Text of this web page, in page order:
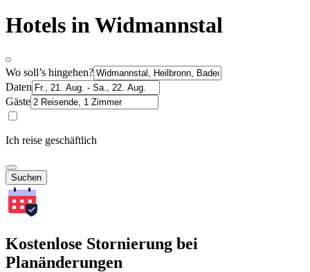
Hotels in Widmannstal
Wo soll’s hingehen?
Daten
Gäste
Ich reise geschäftlich
Suchen
Kostenlose Stornierung bei
Planänderungen